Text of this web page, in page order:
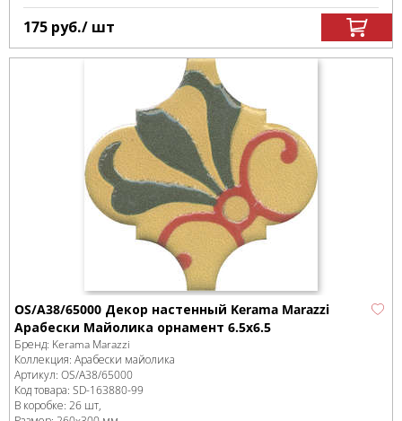
175 руб./ шт
OS/A38/65000 Декор настенный Kerama Marazzi
Арабески Майолика орнамент 6.5x6.5
Бренд: Kerama Marazzi
Коллекция: Арабески майолика
Артикул: OS/A38/65000
Код товара: SD-163880-99
В коробке: 26 шт,